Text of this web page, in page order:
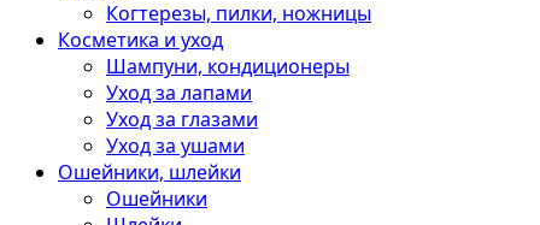
Когтерезы, пилки, ножницы
Косметика и уход
Шампуни, кондиционеры
Уход за лапами
Уход за глазами
Уход за ушами
Ошейники, шлейки
Ошейники